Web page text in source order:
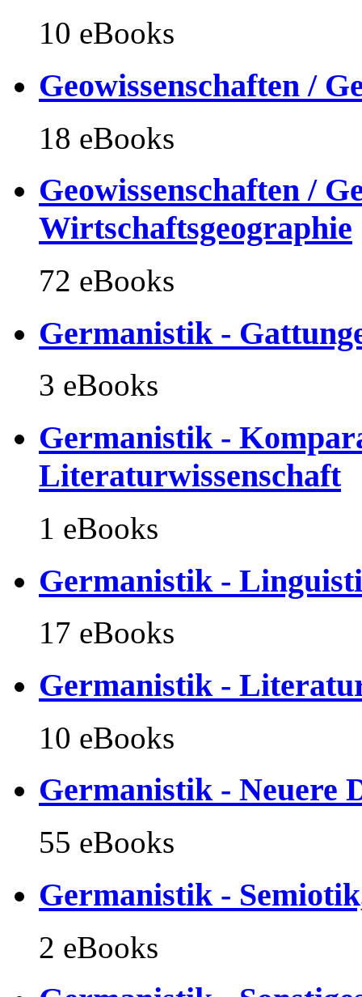
10 eBooks
Geowissenschaften /
18 eBooks
Geowissenschaften /
Wirtschaftsgeographie
72 eBooks
Germanistik -
3 eBooks
Germanistik -
Literaturwissenschaft
1 eBooks
Germanistik -
17 eBooks
Germanistik -
10 eBooks
Germanistik - Neuere
55 eBooks
Germanistik -
2 eBooks